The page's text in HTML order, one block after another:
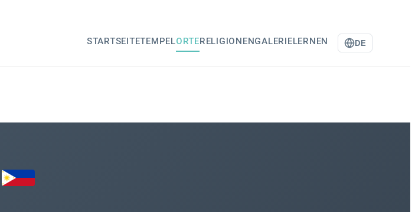
STARTSEITETEMPELORTERELIGIONENGALERIELERNEN DE